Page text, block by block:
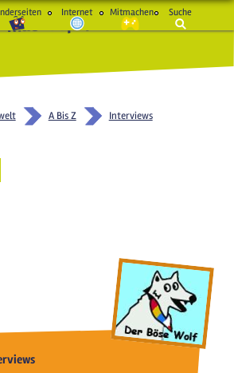
Internet Mitmachen Suche
macht Spaß und schlau
A Bis Z Interviews